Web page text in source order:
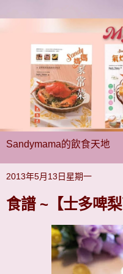
Sandymama的飲食天地
2013年5月13日星期一
食譜 ~【士多啤